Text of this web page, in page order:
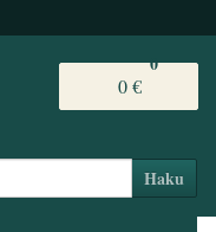
0 €
0
Haku